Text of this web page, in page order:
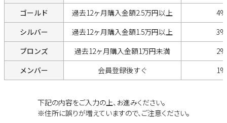
ゴールド
過去12ヶ月購入金額2.5万円以上
4%
シルバー
過去12ヶ月購入金額1.5万円以上
3%
ブロンズ
過去12ヶ月購入金額1万円未満
2%
メンバー
会員登録後すぐ 1%
下記の内容をご入力の上、お進みください。
※住所に誤りが増えていますので、ご注意ください。